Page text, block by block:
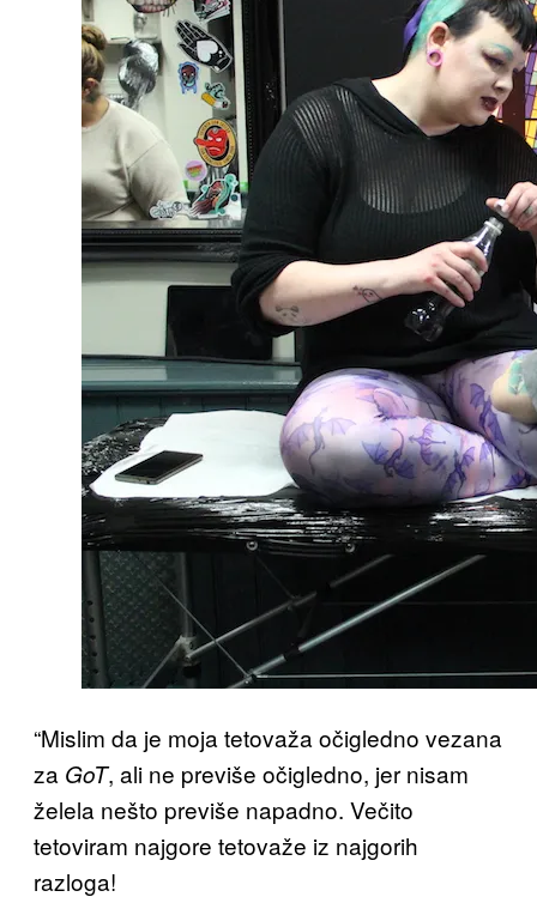
“Mislim da je moja tetovaža očigledno vezana
za GoT, ali ne previše očigledno, jer nisam
želela nešto previše napadno. Večito
tetoviram najgore tetovaže iz najgorih
razloga!